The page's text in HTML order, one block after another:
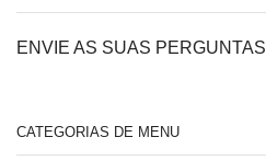
ENVIE AS SUAS PERGUNTAS
CATEGORIAS DE MENU